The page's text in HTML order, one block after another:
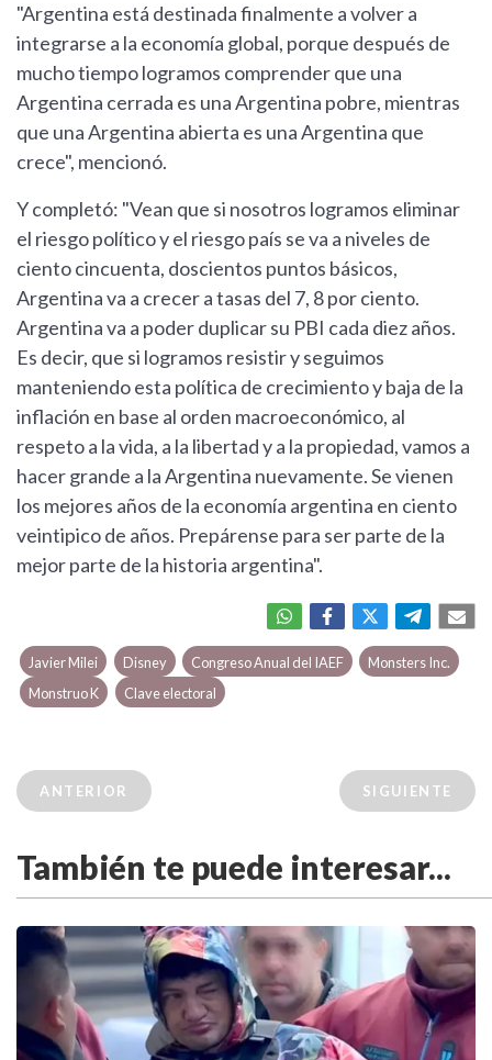
"Argentina está destinada finalmente a volver a
integrarse a la economía global, porque después de
mucho tiempo logramos comprender que una
Argentina cerrada es una Argentina pobre, mientras
que una Argentina abierta es una Argentina que
crece", mencionó.
Y completó: "Vean que si nosotros logramos eliminar
el riesgo político y el riesgo país se va a niveles de
ciento cincuenta, doscientos puntos básicos,
Argentina va a crecer a tasas del 7, 8 por ciento.
Argentina va a poder duplicar su PBI cada diez años.
Es decir, que si logramos resistir y seguimos
manteniendo esta política de crecimiento y baja de la
inflación en base al orden macroeconómico, al
respeto a la vida, a la libertad y a la propiedad, vamos a
hacer grande a la Argentina nuevamente. Se vienen
los mejores años de la economía argentina en ciento
veintipico de años. Prepárense para ser parte de la
mejor parte de la historia argentina".
Javier Milei Disney Congreso Anual del IAEF
Monsters Inc.
Monstruo K
Clave electoral
ANTERIOR SIGUIENTE
También te puede interesar...